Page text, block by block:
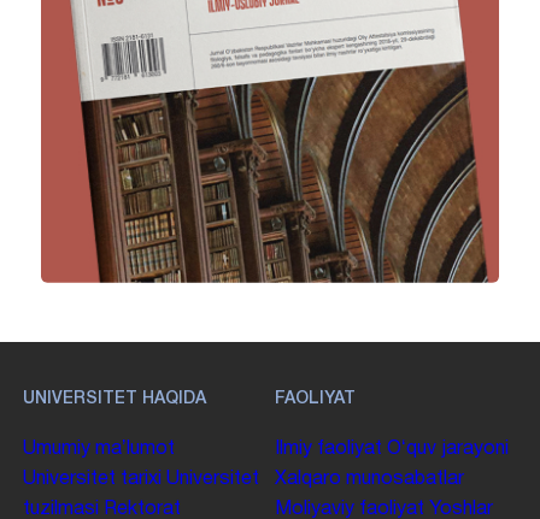
UNIVERSITET HAQIDA
Umumiy maʼlumot
Universitet tarixi Universitet
tuzilmasi
Rektorat
FAOLIYAT
Ilmiy faoliyat Oʻquv jarayoni
Xalqaro munosabatlar
Moliyaviy faoliyat Yoshlar